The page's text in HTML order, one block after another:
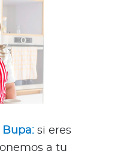
Bupa: si eres
a tu